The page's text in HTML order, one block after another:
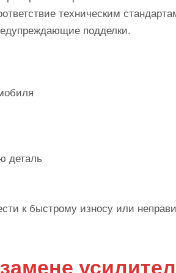
техническим
подделки.
деталь
к быстрому износу или